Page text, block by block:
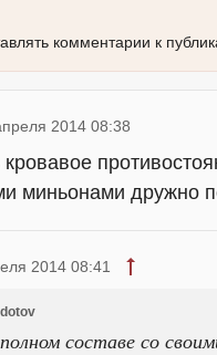
комментарии к
2014 08:38
миньонами дружно
2014 08:41
составе со